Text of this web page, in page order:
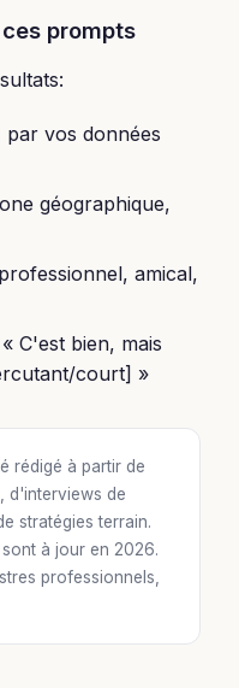
prompts
vos données
géographique,
amical,
C'est bien, mais
court] »
rédigé à partir de
d'interviews de
stratégies terrain.
à jour en 2026.
professionnels,